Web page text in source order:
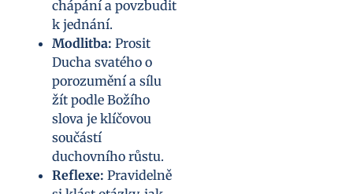
chápání a povzbudit
k jednání.
Modlitba: Prosit
Ducha svatého o
porozumění a sílu
žít podle Božího
slova je klíčovou
součástí
duchovního růstu.
Reflexe: Pravidelně